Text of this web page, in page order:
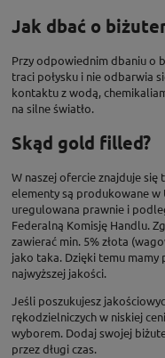
Jak dbać o
Przy odpowiednim dbaniu o
traci połysku i nie odbarwia
kontaktu z wodą,
na silne światło.
Skąd gold filled?
W naszej ofercie znajduje
elementy są produkowane
uregulowana prawnie i
Federalną Komisję Handlu.
zawierać min. 5% złota
jako taka. Dzięki temu mamy
najwyższej jakości.
Jeśli poszukujesz
rękodzielniczych w niskiej
wyborem. Dodaj swojej
przez długi czas.